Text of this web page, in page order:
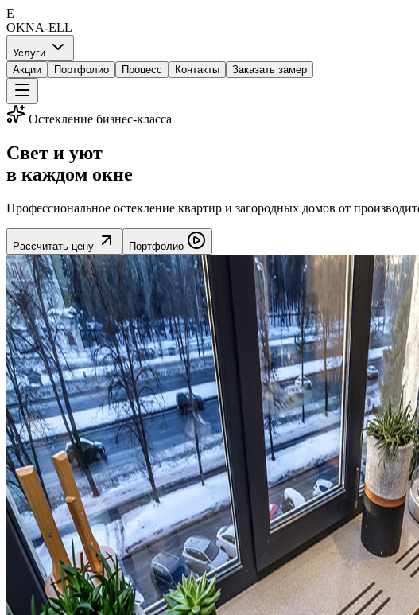
E
OKNA-ELL
Услуги
Акции
Портфолио Процесс Контакты Заказать замер
Остекление бизнес-класса
Свет и уют
в каждом окне
Профессиональное остекление квартир и загородных домов от
Рассчитать цену Портфолио